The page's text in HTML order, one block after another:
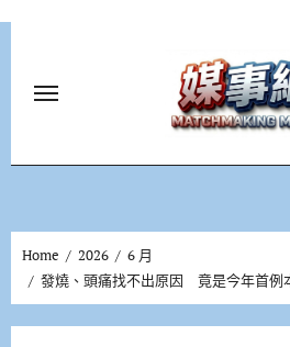
Home 2026
6 月
發燒、頭痛找不出原因 竟是今年首例